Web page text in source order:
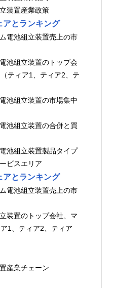
組立装置産業政策
アとランキング
ティア1、ティア2、テ
電池組立装置製品タイプ
ービスエリア
アとランキング
1、ティア2、ティア
置産業チェーン